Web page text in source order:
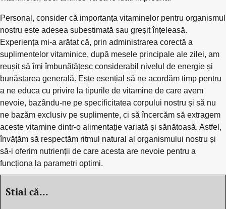
Personal, consider că importanța vitaminelor pentru organismul
nostru este adesea subestimată sau greșit înțeleasă.
Experiența mi-a arătat că, prin administrarea corectă a
suplimentelor vitaminice, după mesele principale ale zilei, am
reușit să îmi îmbunătățesc considerabil nivelul de energie și
bunăstarea generală. Este esențial să ne acordăm timp pentru
a ne educa cu privire la tipurile de vitamine de care avem
nevoie, bazându-ne pe specificitatea corpului nostru și să nu
ne bazăm exclusiv pe suplimente, ci să încercăm să extragem
aceste vitamine dintr-o alimentație variată și sănătoasă. Astfel,
învățăm să respectăm ritmul natural al organismului nostru și
să-i oferim nutrienții de care acesta are nevoie pentru a
funcționa la parametri optimi.
Stiai că...